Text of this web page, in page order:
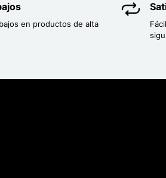
en productos de alta